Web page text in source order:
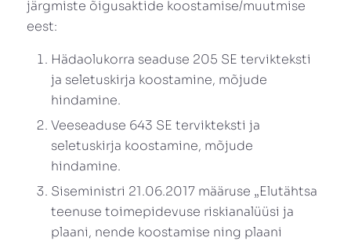
järgmiste õigusaktide koostamise/muutmise
eest:
Hädaolukorra seaduse 205 SE tervikteksti
ja seletuskirja koostamine, mõjude
hindamine.
Veeseaduse 643 SE tervikteksti ja
seletuskirja koostamine, mõjude
hindamine.
Siseministri 21.06.2017 määruse „Elutähtsa
teenuse toimepidevuse riskianalüüsi ja
plaani, nende koostamise ning plaani